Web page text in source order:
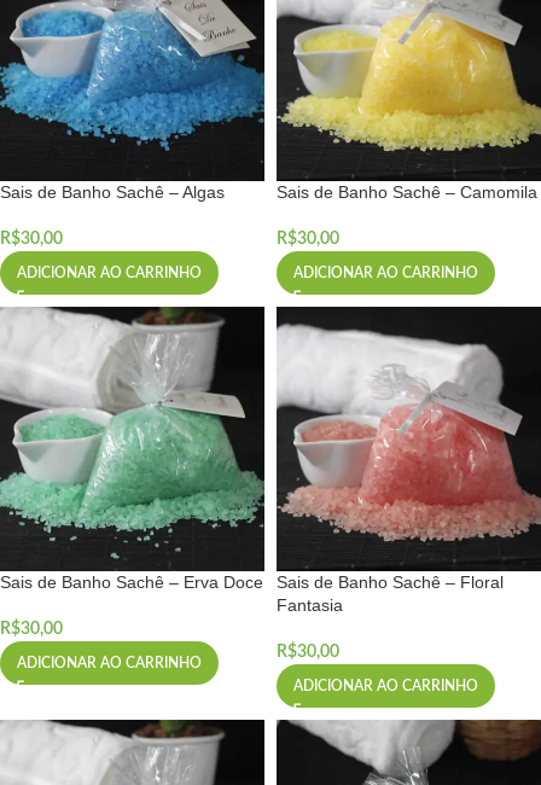
Sais de Banho Sachê – Algas
R$30,00
ADICIONAR AO CARRINHO
Sais de Banho Sachê – Camomila
R$30,00
ADICIONAR AO CARRINHO
Sais de Banho Sachê – Erva Doce
R$30,00
ADICIONAR AO CARRINHO
Sais de Banho Sachê – Floral
Fantasia
R$30,00
ADICIONAR AO CARRINHO